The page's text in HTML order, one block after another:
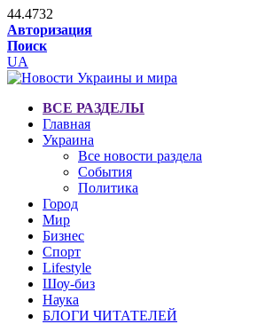
44.4732
Авторизация
Поиск
UA
ВСЕ РАЗДЕЛЫ
Главная
Украина
Все новости раздела
События
Политика
Город
Мир
Бизнес
Спорт
Lifestyle
Шоу-биз
Наука
БЛОГИ ЧИТАТЕЛЕЙ